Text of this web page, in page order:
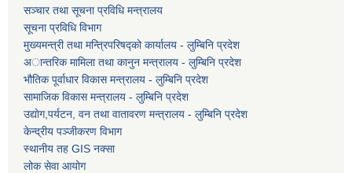
सञ्चार तथा सूचना प्रविधि मन्त्रालय
सूचना प्रविधि विभाग
मुख्यमन्त्री तथा मन्त्रिपरिषद्को कार्यालय - लुम्बिनि प्रदेश
अान्तरिक मामिला तथा कानुन मन्त्रालय - लुम्बिनि प्रदेश
भौतिक पूर्वाधार विकास मन्त्रालय - लुम्बिनि प्रदेश
सामाजिक विकास मन्त्रालय - लुम्बिनि प्रदेश
उद्याेग,पर्यटन, वन तथा वातावरण मन्त्रालय - लुम्बिनि प्रदेश
केन्द्रीय पञ्जीकरण विभाग
स्थानीय तह GIS नक्सा
लोक सेवा आयोग